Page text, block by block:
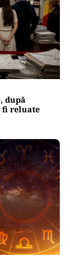
după
fi reluate